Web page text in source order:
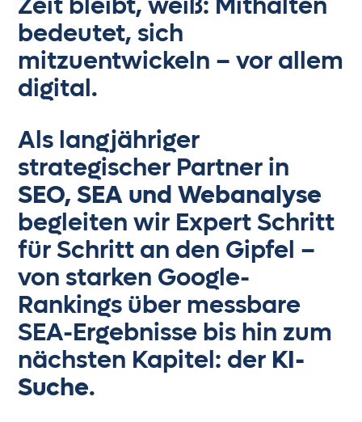
bedeutet, sich
mitzuentwickeln – vor allem
digital.
Als langjähriger
strategischer Partner in
SEO, SEA und Webanalyse
begleiten wir Expert Schritt
für Schritt an den Gipfel –
von starken Google-
Rankings über messbare
SEA-Ergebnisse bis hin zum
nächsten Kapitel: der KI-
Suche.
0
2
3
4
5
6
7
9
0
1
2
3
0
1
2
3
4
0
1
2
3
4
5
6